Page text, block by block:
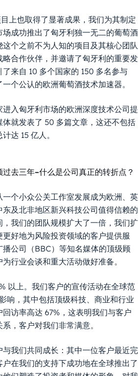
上也取得了显著成果，我们为其制定
成功推出了匈牙利独一无二的葡萄酒
个之前不为人知的项目及其核心团队
合作伙伴，并邀请了匈牙利的重要发
来自 10 多个国家的 150 多名参与
个公认的欧洲葡萄酒技术加速器。
入匈牙利市场的欧洲深度技术公司提
就发表了 50 多篇文章，这还不包括
达 15 亿人。
去三年–什么是公司真正的转折点？
一个小众公关工作室发展成为欧洲、英
及北非地区新兴科技公司值得信赖的
我们的团队规模扩大了一倍，我们扩
好地为风险投资领域的客户提供服
公司（BBC）等知名媒体的顶级顾
行业会谈和重大活动做好准备。
以上。我们客户的宣传活动在全球范
响，其中包括顶级科技、商业和行业
访率高达 67%，这表明我们与客户
，客户对我们非常满意。
我们共同成长：其中一位客户最近完
在我们的支持下成功地在全球推出了